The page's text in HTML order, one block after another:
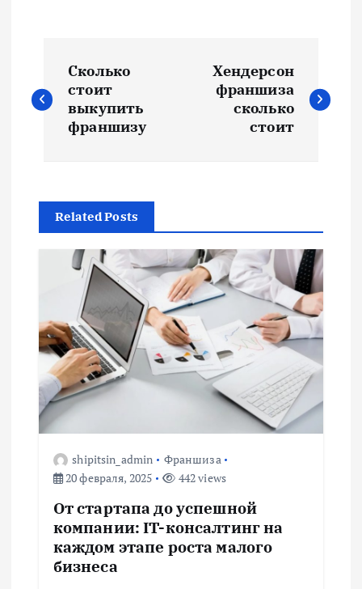
а
г
а
и
я
п
Сколько
стоит
выкупить
франшизу
Хендерсон
франшиза
сколько
стоит
Related Posts
shipitsin_admin
Франшиза
20 февраля, 2025
442 views
От стартапа до успешной
компании: IT-консалтинг на
каждом этапе роста малого
бизнеса